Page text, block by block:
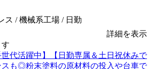
ス / 機械系工場 / 日勤
詳細を表示